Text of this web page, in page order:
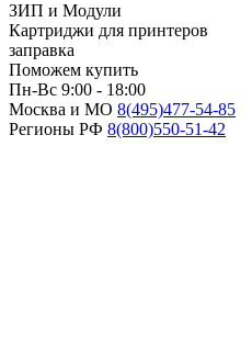
ЗИП и Модули
Картриджи для принтеров
заправка
Поможем купить
Пн-Вс 9:00 - 18:00
Москва и МО 8(495)477-54-85
Регионы РФ 8(800)550-51-42